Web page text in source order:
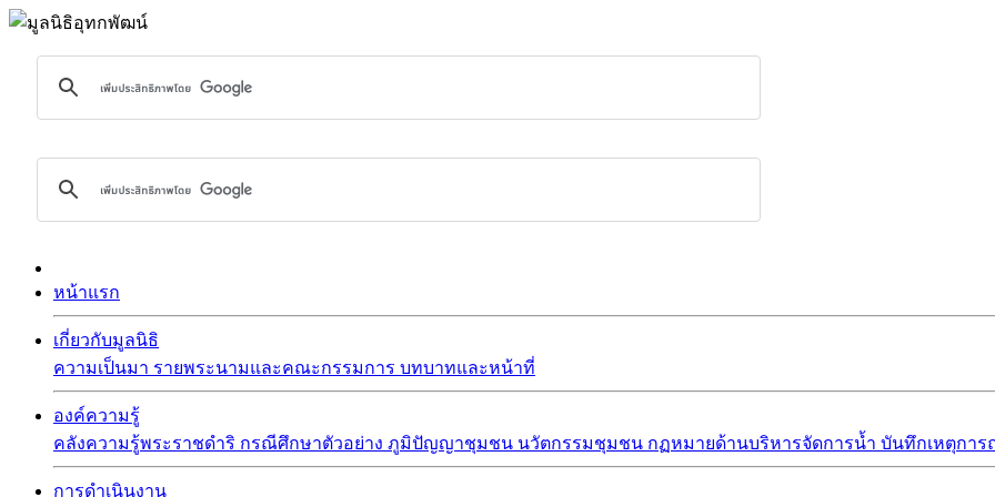
หน้าแรก
เกี่ยวกับมูลนิธิ
ความเป็นมา รายพระนามและคณะกรรมการ บทบาทและหน้าที่
องค์ความรู้
คลังความรู้พระราชดำริ กรณีศึกษาตัวอย่าง ภูมิปัญญาชุมชน นวัตกรรมชุมชน กฏหมายด้านบริหารจัดการน้ำ บันทึกเหตุกา
การดำเนินงาน